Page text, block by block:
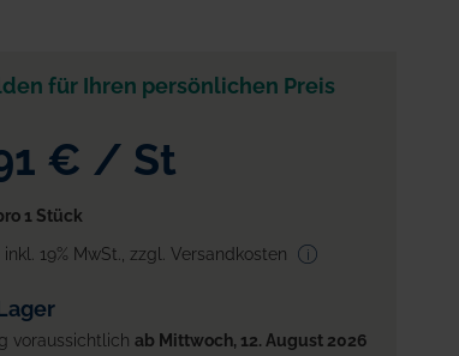
für Ihren persönlichen Preis
€ / St
1 Stück
inkl. 19% MwSt. zzgl. Versandkosten
voraussichtlich ab Mittwoch, 12. August 2026